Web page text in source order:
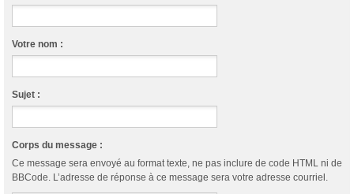
Votre nom :
Sujet :
Corps du message :
Ce message sera envoyé au format texte, ne pas inclure de code HTML ni de
BBCode. L’adresse de réponse à ce message sera votre adresse courriel.